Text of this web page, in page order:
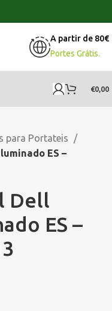
A partir de 80€
Portes Grátis.
€0,00
para Portateis
ES –
Dell
ES –